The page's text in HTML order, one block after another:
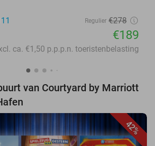
Regulier €278
€189
ca. €1,50 p.p.p.n. toeristenbelasting
van Courtyard by Marriott
42%